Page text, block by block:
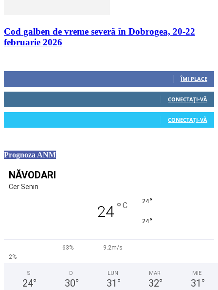
Cod galben de vreme severă în Dobrogea, 20-22
februarie 2026
ÎMI PLACE
CONECTAȚI-VĂ
CONECTAȚI-VĂ
Prognoza ANM
NĂVODARI
Cer Senin
24 ° C 24°
24°
63%
9.2m/s
2%
S
24°
D
30°
LUN
31 °
MAR
32°
MIE
31 °